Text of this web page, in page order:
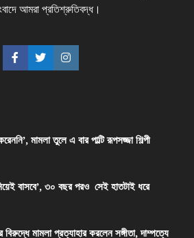
আমরা প্রতিশ্রুতিবদ্ধ।
মামলা তুলে এ বার পাল্টি রূপসজ্জা শিল্পী
বাসবে’, ৩০ বছর পরও সেই হাতটাই ধরে
মামলা প্রত্যাহার করলেন সঙ্গীতা, দাম্পত্যে